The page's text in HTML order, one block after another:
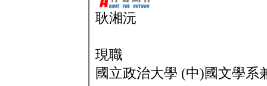
耿湘沅
現職
國立政治大學 (中)國文學系